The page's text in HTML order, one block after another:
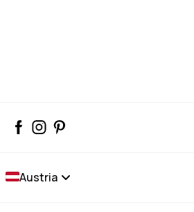
Austria